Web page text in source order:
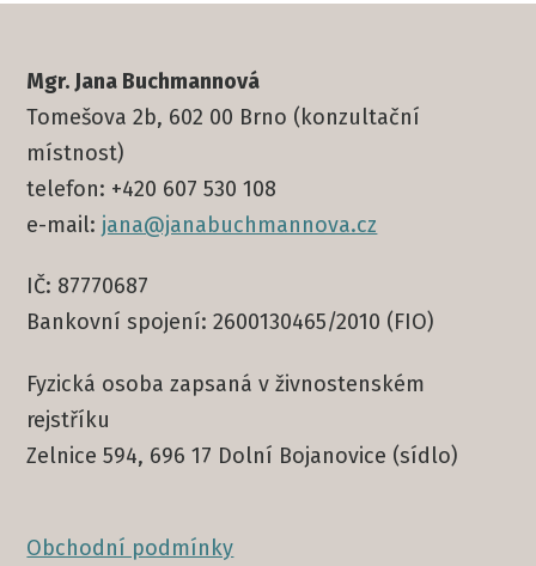
Mgr. Jana Buchmannová
Tomešova 2b, 602 00 Brno (konzultační
místnost)
telefon: +420 607 530 108
e-mail: jana@janabuchmannova.cz
IČ: 87770687
Bankovní spojení: 2600130465/2010 (FIO)
Fyzická osoba zapsaná v živnostenském
rejstříku
Zelnice 594, 696 17 Dolní Bojanovice (sídlo)
Obchodní podmínky